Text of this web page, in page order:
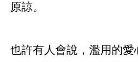
原諒。
也許有人會說，濫用的愛